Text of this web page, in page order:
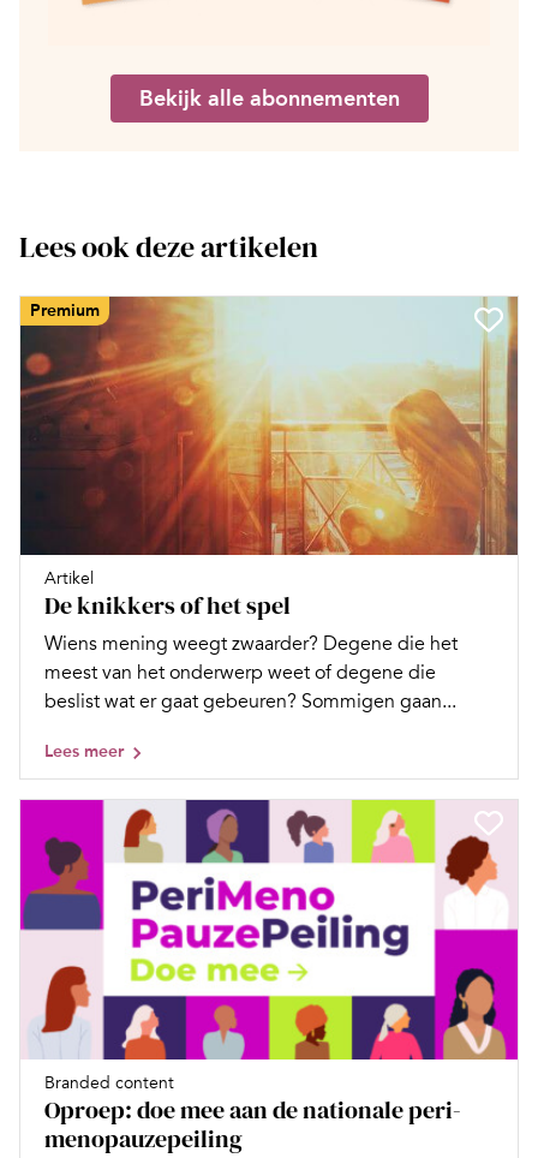
Bekijk alle abonnementen
Lees ook deze artikelen
Premium
Artikel
De knikkers of het spel
Wiens mening weegt zwaarder? Degene die het
meest van het onderwerp weet of degene die
beslist wat er gaat gebeuren? Sommigen gaan...
Lees meer
Branded content
Oproep: doe mee aan de nationale peri-
menopauzepeiling